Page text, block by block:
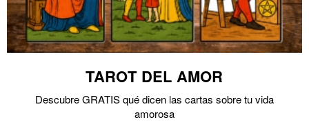
TAROT DEL AMOR
Descubre GRATIS qué dicen las cartas sobre tu vida
amorosa